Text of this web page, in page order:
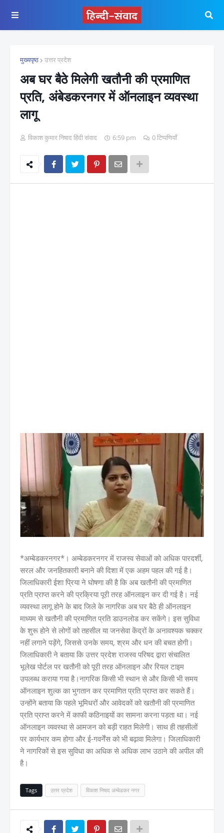
मुख्यपृष्ठ उत्तर प्रदेश
अब घर बैठे मिलेगी खतौनी की प्रमाणित
प्रति, अंबेडकरनगर में ऑनलाइन व्यवस्था
लागू
विकाश कुमार निषाद हिंदी संवाद 6:59 pm 0 टिप्पणियाँ
*अम्बेडकरनगर*। अम्बेडकरनगर में राजस्व सेवाओं को अधिक पारदर्शी,
सरल और जनहितकारी बनाने की दिशा में एक अहम पहल की गई है।
जिलाधिकारी ईशा प्रिया ने घोषणा की है कि अब खतौनी की प्रमाणित
प्रति प्राप्त करने की प्रक्रिया पूरी तरह ऑनलाइन कर दी गई है। नई
व्यवस्था लागू होने के बाद जिले के नागरिक अब घर बैठे ही ऑनलाइन
माध्यम से खतौनी की प्रमाणित प्रति डाउनलोड कर सकेंगे। इस सुविधा
के शुरू होने से लोगों को तहसील या जनसेवा केंद्रों के अनावश्यक चक्कर
नहीं लगाने पड़ेंगे, जिससे उनके समय, श्रम और धन की बचत होगी।
जिलाधिकारी ने बताया कि उत्तर प्रदेश राजस्व परिषद द्वारा संचालित
भूलेख पोर्टल पर खतौनी को पूरी तरह ऑनलाइन और रियल टाइम
उपलब्ध कराया गया है।नागरिक किसी भी स्थान से और किसी भी समय
ऑनलाइन शुल्क का भुगतान कर प्रमाणित प्रति प्राप्त कर सकते हैं।
उन्होंने बताया कि पहले भूमिधरों और आवेदकों को खतौनी की प्रमाणित
प्रति प्राप्त करने में काफी कठिनाइयों का सामना करना पड़ता था। नई
ऑनलाइन व्यवस्था से आमजन को बड़ी राहत मिलेगी। साथ ही तहसीलों
पर कार्यभार कम होगा और ई-गवर्नेंस को भी बढ़ावा मिलेगा। जिलाधिकारी
ने नागरिकों से इस सुविधा का अधिक से अधिक लाभ उठाने की अपील की
है।
Tags उत्तर प्रदेश विकाश निषाद अम्बेडकर नगर